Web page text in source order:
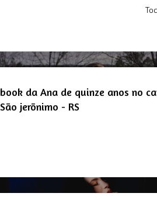
book da Ana de quinze anos no
São jerõnimo - RS